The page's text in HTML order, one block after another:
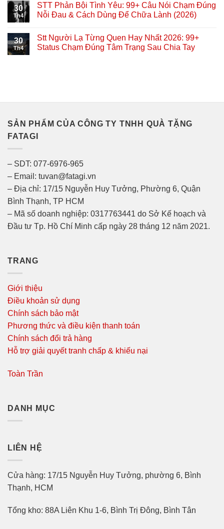
30
Th4
STT Phản Bội Tình Yêu: 99+ Câu Nói Chạm Đúng
Nỗi Đau & Cách Dùng Để Chữa Lành (2026)
30
Th4
Stt Người Lạ Từng Quen Hay Nhất 2026: 99+
Status Chạm Đúng Tâm Trạng Sau Chia Tay
SẢN PHẨM CỦA CÔNG TY TNHH QUÀ TẶNG
FATAGI
– SDT: 077-6976-965
– Email: tuvan@fatagi.vn
– Địa chỉ: 17/15 Nguyễn Huy Tưởng, Phường 6, Quận
Bình Thạnh, TP HCM
– Mã số doanh nghiệp: 0317763441 do Sở Kế hoạch và
Đầu tư Tp. Hồ Chí Minh cấp ngày 28 tháng 12 năm 2021.
TRANG
Giới thiệu
Điều khoản sử dụng
Chính sách bảo mật
Phương thức và điều kiện thanh toán
Chính sách đổi trả hàng
Hỗ trợ giải quyết tranh chấp & khiếu nại
Toàn Trần
DANH MỤC
LIÊN HỆ
Cửa hàng: 17/15 Nguyễn Huy Tưởng, phường 6, Bình
Thạnh, HCM
Tổng kho: 88A Liên Khu 1-6, Bình Trị Đông, Bình Tân